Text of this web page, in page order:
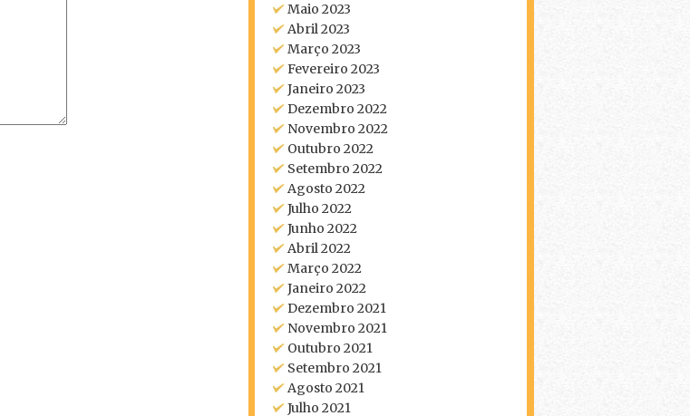
Maio 2023
Abril 2023
Março 2023
Fevereiro 2023
Janeiro 2023
Dezembro 2022
Novembro 2022
Outubro 2022
Setembro 2022
Agosto 2022
Julho 2022
Junho 2022
Abril 2022
Março 2022
Janeiro 2022
Dezembro 2021
Novembro 2021
Outubro 2021
Setembro 2021
Agosto 2021
Julho 2021